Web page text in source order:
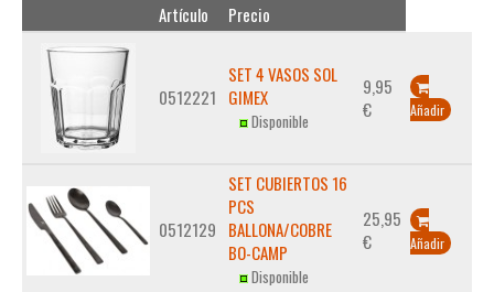
Artículo Precio
0512221
SET 4 VASOS SOL
GIMEX
Disponible
9,95
€
Añadir
0512129
SET CUBIERTOS 16
PCS
BALLONA/COBRE
BO-CAMP
Disponible
25,95
€
Añadir